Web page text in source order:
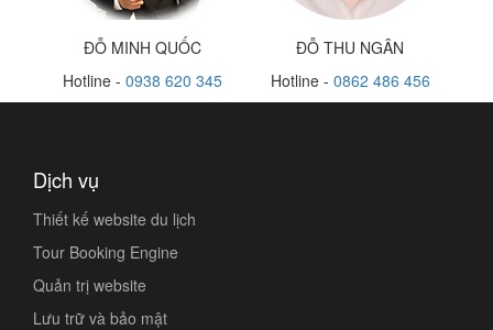
ĐỖ MINH QUỐC
Hotline - 0938 620 345
ĐỖ THU NGÂN
Hotline - 0862 486 456
Dịch vụ
Thiết kế website du lịch
Tour Booking Engine
Quản trị website
Lưu trữ và bảo mật